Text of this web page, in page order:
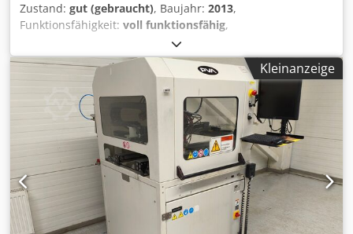
Zustand: gut (gebraucht), Baujahr: 2013,
Funktionsfähigkeit: voll funktionsfähig,
Maschinen-/Fahrzeugnummer:
automatisches 3D Lotpasten Inspektions System (AOI) für
SMT . Fehlerbild : Fehler beim Lotpastendruck Baujahr
2013 used inline automatic 3D Solder Paste Inspection
System (AOI) for SMT. Faults : Faulty solderpaste printing
Built year 2013 gebrauchtes Inline automatisches 3D X
Inspektion- System (AOI) von bestückten Leiterplatten.
used inline automatic 3D Inspection System (AOI) of placed
PCBs. Faults : Dispositions, pins bent, etc. . Dwedpfow Dfh
Iex Alhja There are several machines available. Built years
2013 - 2016 ----- Bitte nennen Sie uns Ihren Angebotspreis.
Verkauf nur innerhalb Europa (EU), inkl. Türkei;
Kleinanzeige